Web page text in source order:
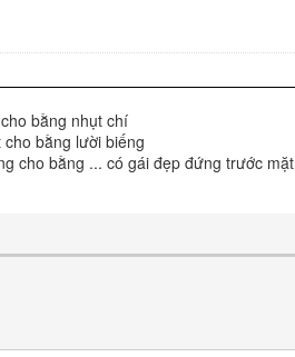
bằng nhụt chí
bằng lười biếng
cho bằng ... có gái đẹp đứng trước mặt